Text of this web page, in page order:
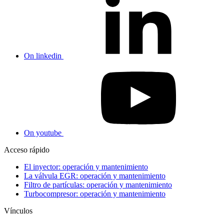
On linkedin
On youtube
Acceso rápido
El inyector: operación y mantenimiento
La válvula EGR: operación y mantenimiento
Filtro de partículas: operación y mantenimiento
Turbocompresor: operación y mantenimiento
Vínculos